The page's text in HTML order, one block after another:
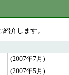
介します。
(2007年7月)
(2007年5月)